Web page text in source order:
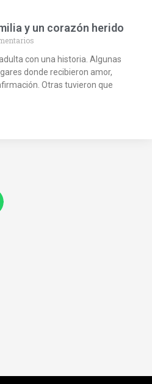
y un corazón herido
con una historia. Algunas
donde recibieron amor,
Otras tuvieron que